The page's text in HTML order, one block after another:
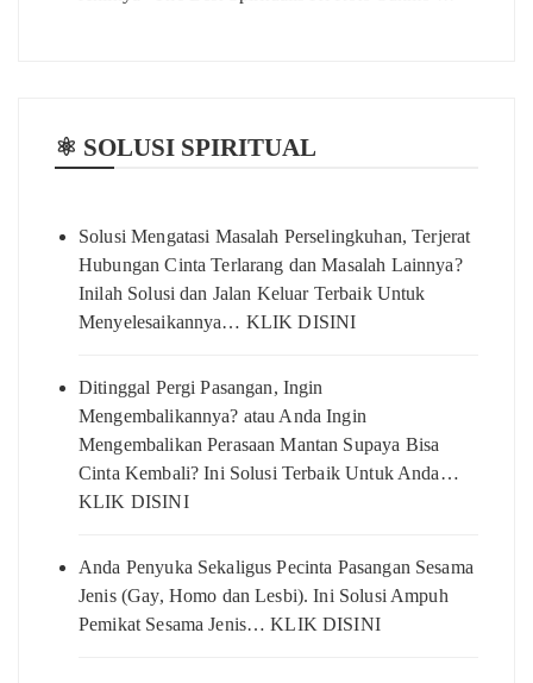
⚛️ SOLUSI SPIRITUAL
Solusi Mengatasi Masalah Perselingkuhan, Terjerat
Hubungan Cinta Terlarang dan Masalah Lainnya?
Inilah Solusi dan Jalan Keluar Terbaik Untuk
Menyelesaikannya… KLIK DISINI
Ditinggal Pergi Pasangan, Ingin
Mengembalikannya? atau Anda Ingin
Mengembalikan Perasaan Mantan Supaya Bisa
Cinta Kembali? Ini Solusi Terbaik Untuk Anda…
KLIK DISINI
Anda Penyuka Sekaligus Pecinta Pasangan Sesama
Jenis (Gay, Homo dan Lesbi). Ini Solusi Ampuh
Pemikat Sesama Jenis… KLIK DISINI